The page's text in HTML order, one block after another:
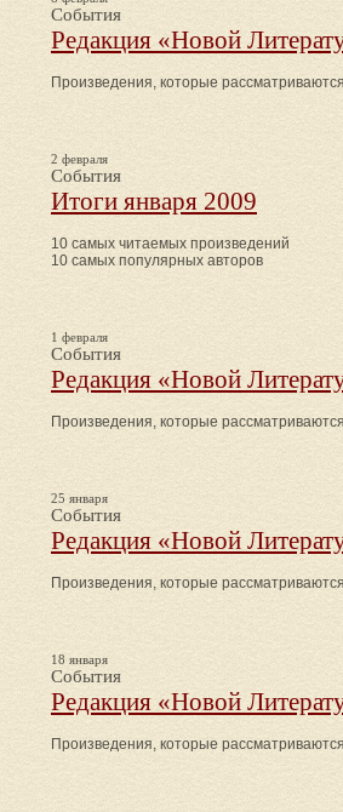
События
Редакция «Новой
Произведения, которые
2 февраля
События
Итоги января 2009
10 самых читаемых произведений
10 самых популярных авторов
1 февраля
События
Редакция «Новой
Произведения, которые
25 января
События
Редакция «Новой
Произведения, которые
18 января
События
Редакция «Новой
Произведения, которые